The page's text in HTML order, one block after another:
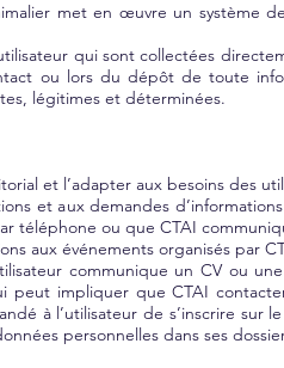
met en œuvre un système
qui sont collectées
ou lors du dépôt de toute
légitimes et déterminées.
et l’adapter aux besoins des
et aux demandes
téléphone ou que CTAI
aux événements organisés par
communique un CV ou
peut impliquer que CTAI
à l’utilisateur de s’inscrire
personnelles dans ses